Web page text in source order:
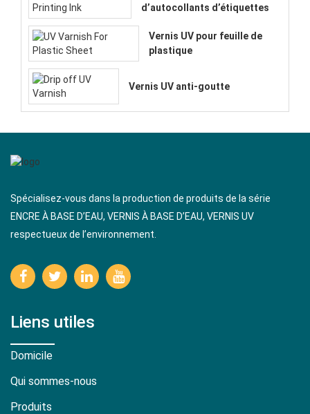
d’autocollants d’étiquettes
Vernis UV pour feuille de
plastique
Vernis UV anti-goutte
Spécialisez-vous dans la production de produits de la série
ENCRE À BASE D’EAU, VERNIS À BASE D’EAU, VERNIS UV
respectueux de l’environnement.
Liens utiles
Domicile
Qui sommes-nous
Produits